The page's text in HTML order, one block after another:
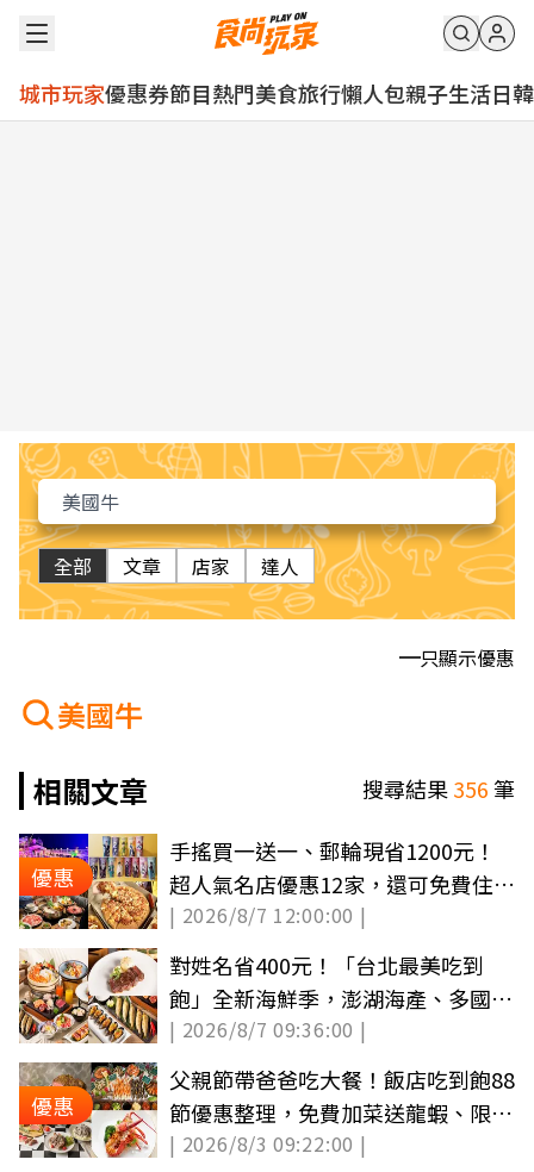
城市玩家優惠券節目熱門美食旅行懶人包親子生活日韓
全部 文章 店家 達人
只顯示優惠
美國牛
相關文章
搜尋結果356筆
優惠
手搖買一送一、郵輪現省1200元！
超人氣名店優惠12家，還可免費住童
話城堡旅宿
| 2026/8/7 12:00:00 |
對姓名省400元！「台北最美吃到
飽」全新海鮮季，澎湖海產、多國料
理無限吃
| 2026/8/7 09:36:00 |
優惠
父親節帶爸爸吃大餐！飯店吃到飽88
節優惠整理，免費加菜送龍蝦、限定
甜點
| 2026/8/3 09:22:00 |